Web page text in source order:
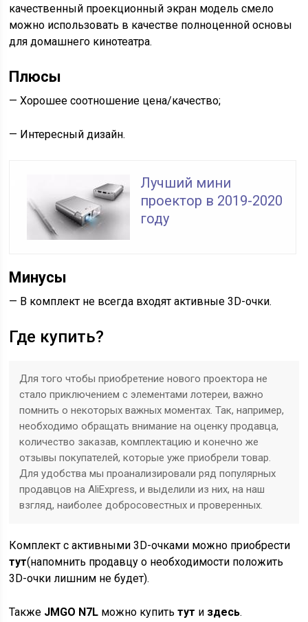
качественный проекционный экран модель смело
можно использовать в качестве полноценной основы
для домашнего кинотеатра.
Плюсы
— Хорошее соотношение цена/качество;
— Интересный дизайн.
Лучший мини
проектор в 2019-2020
году
Минусы
— В комплект не всегда входят активные 3D-очки.
Где купить?
Для того чтобы приобретение нового проектора не
стало приключением с элементами лотереи, важно
помнить о некоторых важных моментах. Так, например,
необходимо обращать внимание на оценку продавца,
количество заказав, комплектацию и конечно же
отзывы покупателей, которые уже приобрели товар.
Для удобства мы проанализировали ряд популярных
продавцов на AliExpress, и выделили из них, на наш
взгляд, наиболее добросовестных и проверенных.
Комплект с активными 3D-очками можно приобрести
тут(напомнить продавцу о необходимости положить
3D-очки лишним не будет).
Также JMGO N7L можно купитьтут и здесь.